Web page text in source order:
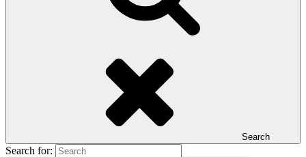
Search
Search for: